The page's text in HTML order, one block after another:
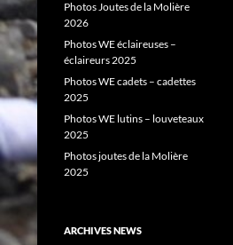
Photos Joutes de la Molière
2026
Photos WE éclaireuses –
éclaireurs 2025
Photos WE cadets – cadettes
2025
Photos WE lutins – louveteaux
2025
Photos joutes de la Molière
2025
ARCHIVES NEWS